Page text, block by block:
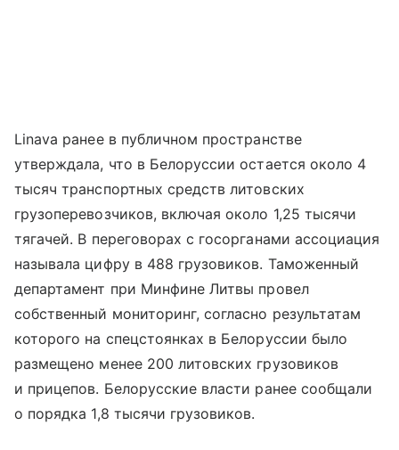
Linava ранее в публичном пространстве
утверждала, что в Белоруссии остается около 4
тысяч транспортных средств литовских
грузоперевозчиков, включая около 1,25 тысячи
тягачей. В переговорах с госорганами ассоциация
называла цифру в 488 грузовиков. Таможенный
департамент при Минфине Литвы провел
собственный мониторинг, согласно результатам
которого на спецстоянках в Белоруссии было
размещено менее 200 литовских грузовиков
и прицепов. Белорусские власти ранее сообщали
о порядка 1,8 тысячи грузовиков.